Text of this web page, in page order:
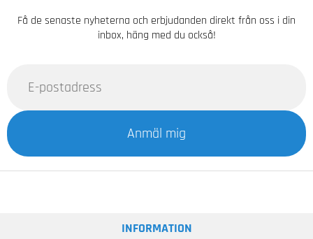
Få de senaste nyheterna och erbjudanden direkt från oss i din
inbox, häng med du också!
Anmäl mig
INFORMATION